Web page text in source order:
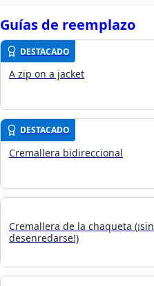
Guías de reemplazo
DESTACADO
A zip on a jacket
DESTACADO
Cremallera bidireccional
Cremallera de la chaqueta (¡sin
desenredarse!)